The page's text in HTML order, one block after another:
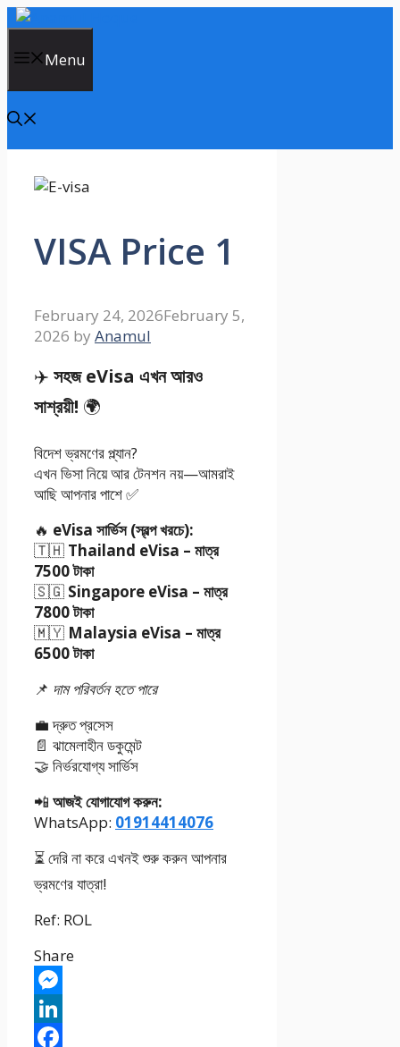
Skip
contentMenu
VISA Price 1
February 24, 2026February 5,
2026 by Anamul
✈️ সহজ eVisa এখন আরও
সাশ্রয়ী! 🌍
বিদেশ ভ্রমণের প্ল্যান?
এখন ভিসা নিয়ে আর টেনশন নয়—আমরাই
আছি আপনার পাশে ✅
🔥 eVisa সার্ভিস (স্বল্প খরচে):
🇹🇭 Thailand eVisa – মাত্র
7500 টাকা
🇸🇬 Singapore eVisa – মাত্র
7800 টাকা
🇲🇾 Malaysia eVisa – মাত্র
6500 টাকা
📌 দাম পরিবর্তন হতে পারে
💼 দ্রুত প্রসেস
📄 ঝামেলাহীন ডকুমেন্ট
🤝 নির্ভরযোগ্য সার্ভিস
📲 আজই যোগাযোগ করুন:
WhatsApp: 01914414076
⏳ দেরি না করে এখনই শুরু করুন আপনার
ভ্রমণের যাত্রা!
Ref: ROL
Share
Messenger
LinkedIn